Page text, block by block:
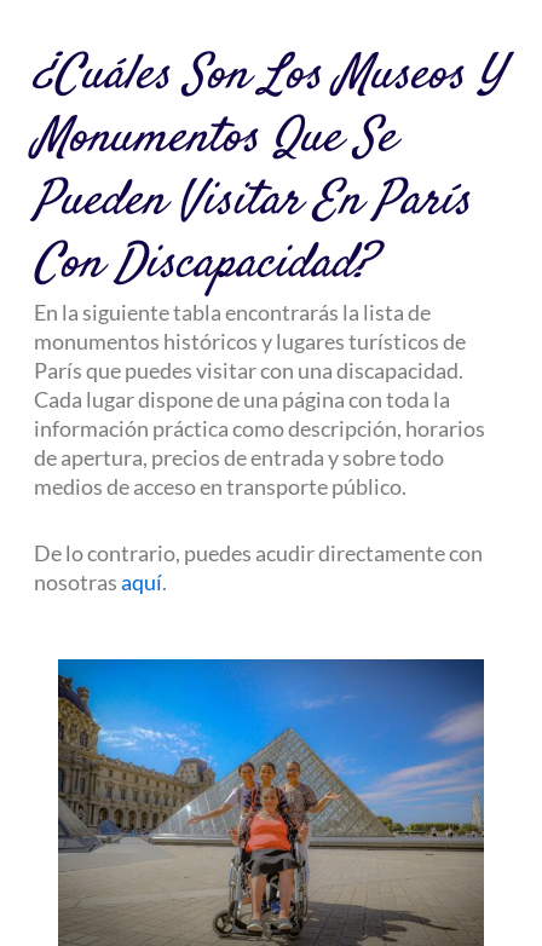
¿Cuáles Son Los Museos Y
Monumentos Que Se
Pueden Visitar En París
Con Discapacidad?
En la siguiente tabla encontrarás la lista de
monumentos históricos y lugares turísticos de
París que puedes visitar con una discapacidad.
Cada lugar dispone de una página con toda la
información práctica como descripción, horarios
de apertura, precios de entrada y sobre todo
medios de acceso en transporte público.
De lo contrario, puedes acudir directamente con
nosotrasaquí.